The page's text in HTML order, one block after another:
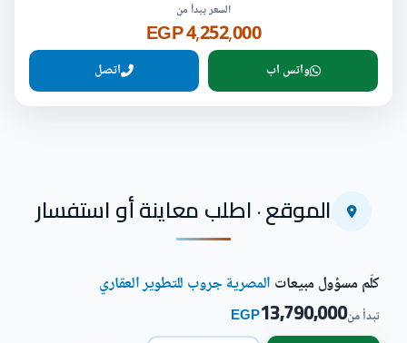
السعر يبدأ من
4,252,000 EGP
واتس اب اتصل
الموقع · اطلب معاينة أو استفسار
كلّم مسؤول مبيعات المصرية جروب للتطوير العقاري
تبدأ من13,790,000
EGP